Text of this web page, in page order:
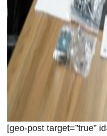
[geo-post target=”true”